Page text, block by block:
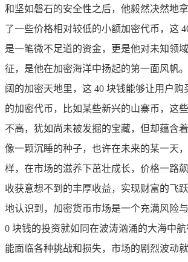
和坚如磐石的安全性之后，他毅然决然地
了一些价格相对较低的小额加密代币，这
是一笔微不足道的资金，更是他对未知领
征，是他在加密海洋中扬起的第一面风帆
阔的加密天地里，这 40 块钱能够让用户购
的加密代币，比如某些新兴的山寨币，这
不高，犹如尚未被发掘的宝藏，但却蕴含
像一颗沉睡的种子，也许在未来的某一天
样，在市场的滋养下茁壮成长，价格一路
收获意想不到的丰厚收益，实现财富的飞
地认识到，加密货币市场是一个充满风险
0 块钱的投资就如同在波涛汹涌的大海中
能面临各种挑战和损失，市场的剧烈波动